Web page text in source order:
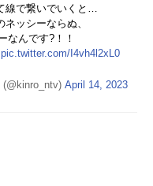
線で繋いでいくと…
ッシーならぬ、
なんです?！！
pic.twitter.com/I4vh4l2xL0
(@kinro_ntv) April 14, 2023